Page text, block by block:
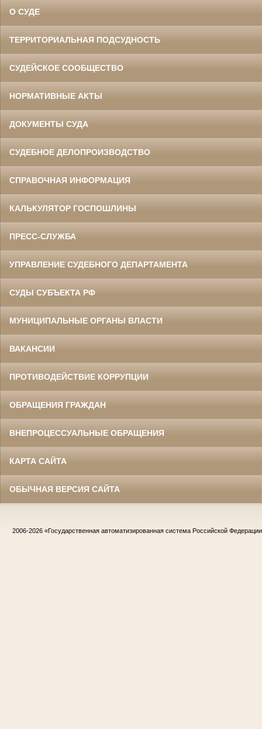
О СУДЕ
ТЕРРИТОРИАЛЬНАЯ ПОДСУДНОСТЬ
СУДЕЙСКОЕ СООБЩЕСТВО
НОРМАТИВНЫЕ АКТЫ
ДОКУМЕНТЫ СУДА
СУДЕБНОЕ ДЕЛОПРОИЗВОДСТВО
СПРАВОЧНАЯ ИНФОРМАЦИЯ
КАЛЬКУЛЯТОР ГОСПОШЛИНЫ
ПРЕСС-СЛУЖБА
УПРАВЛЕНИЕ СУДЕБНОГО ДЕПАРТАМЕНТА
СУДЫ СУБЪЕКТА РФ
МУНИЦИПАЛЬНЫЕ ОРГАНЫ ВЛАСТИ
ВАКАНСИИ
ПРОТИВОДЕЙСТВИЕ КОРРУПЦИИ
ОБРАЩЕНИЯ ГРАЖДАН
ВНЕПРОЦЕССУАЛЬНЫЕ ОБРАЩЕНИЯ
КАРТА САЙТА
ОБЫЧНАЯ ВЕРСИЯ САЙТА
2006-2026 «Государственная автоматизированная система Российской